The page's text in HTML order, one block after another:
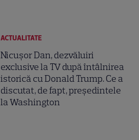
ACTUALITATE
Nicușor Dan, dezvăluiri
exclusive la TV după întâlnirea
istorică cu Donald Trump. Ce a
discutat, de fapt, președintele
la Washington